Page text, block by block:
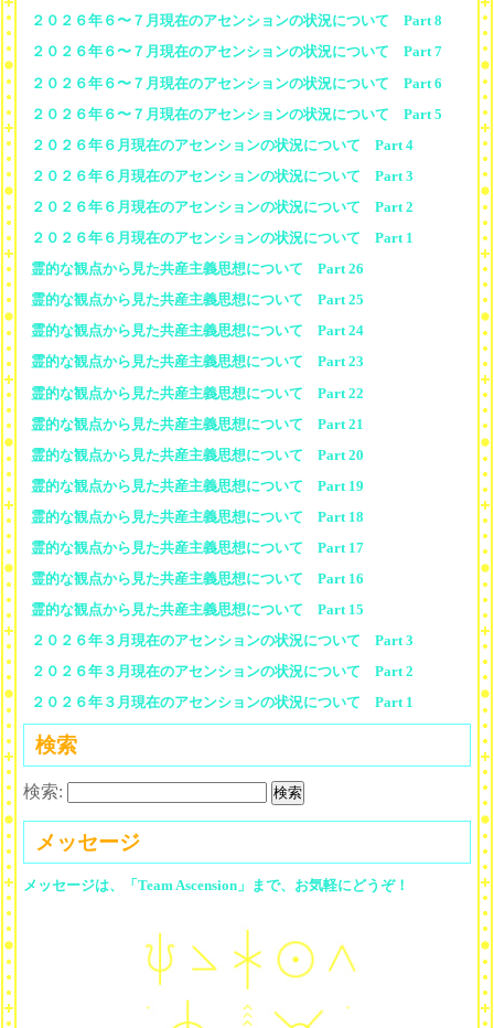
２０２６年６〜７月現在のアセンションの状況について Part 8
２０２６年６〜７月現在のアセンションの状況について Part 7
２０２６年６〜７月現在のアセンションの状況について Part 6
２０２６年６〜７月現在のアセンションの状況について Part 5
２０２６年６月現在のアセンションの状況について Part 4
２０２６年６月現在のアセンションの状況について Part 3
２０２６年６月現在のアセンションの状況について Part 2
２０２６年６月現在のアセンションの状況について Part 1
霊的な観点から見た共産主義思想について Part 26
霊的な観点から見た共産主義思想について Part 25
霊的な観点から見た共産主義思想について Part 24
霊的な観点から見た共産主義思想について Part 23
霊的な観点から見た共産主義思想について Part 22
霊的な観点から見た共産主義思想について Part 21
霊的な観点から見た共産主義思想について Part 20
霊的な観点から見た共産主義思想について Part 19
霊的な観点から見た共産主義思想について Part 18
霊的な観点から見た共産主義思想について Part 17
霊的な観点から見た共産主義思想について Part 16
霊的な観点から見た共産主義思想について Part 15
２０２６年３月現在のアセンションの状況について Part 3
２０２６年３月現在のアセンションの状況について Part 2
２０２６年３月現在のアセンションの状況について Part 1
検索
検索:
メッセージ
メッセージは、「Team Ascension」まで、お気軽にどうぞ！